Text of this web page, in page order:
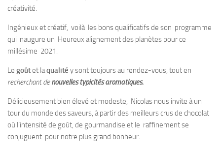
créativité.
Ingénieux et créatif, voilà les bons qualificatifs de son programme
qui inaugure un Heureux alignement des planètes pour ce
millésime 2021.
Le goûtet laqualité y sont toujours au rendez-vous, tout en
recherchant denouvelles typicités aromatiques.
Délicieusement bien élevé et modeste, Nicolas nous invite à un
tour du monde des saveurs, à partir des meilleurs crus de chocolat
où l’intensité de goût, de gourmandise et le raffinement se
conjuguent pour notre plus grand bonheur.